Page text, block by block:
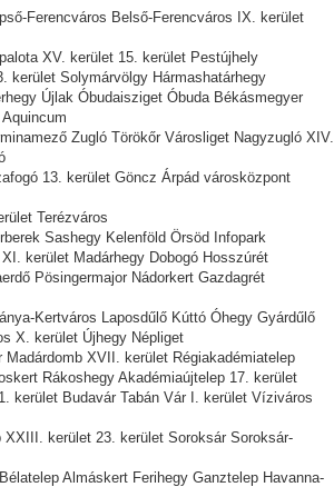
Ferencváros Belső-Ferencváros IX. kerület
XV. kerület 15. kerület Pestújhely
kerület Solymárvölgy Hármashatárhegy
Újlak Óbudaisziget Óbuda Békásmegyer
Zugló Törökőr Városliget Nagyzugló XIV.
13. kerület Göncz Árpád városközpont
Terézváros
Sashegy Kelenföld Örsöd Infopark
kerület Madárhegy Dobogó Hosszúrét
Pösingermajor Nádorkert Gazdagrét
Kertváros Laposdűlő Kúttó Óhegy Gyárdűlő
X. kerület Újhegy Népliget
XVII. kerület Régiakadémiatelep
Rákoshegy Akadémiaújtelep 17. kerület
kerület Budavár Tabán Vár I. kerület Víziváros
kerület 23. kerület Soroksár Soroksár-
Almáskert Ferihegy Ganztelep Havanna-